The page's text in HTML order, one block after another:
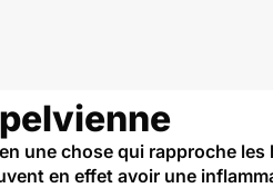
une chose qui rapproche
en effet avoir une